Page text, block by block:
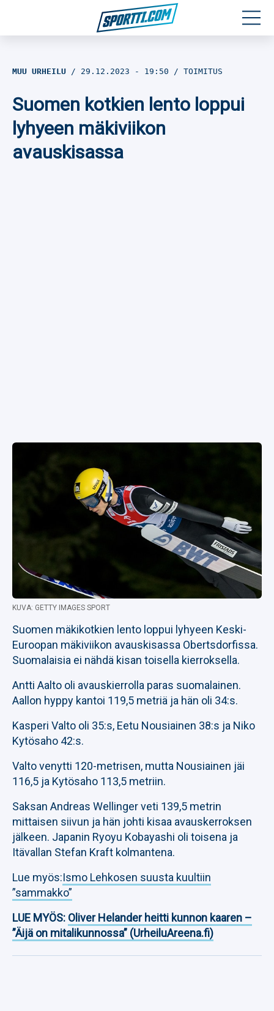
Jalkapallo
Yleisurheilu
MUU URHEILU 29.12.2023 - 19:50 TOIMITUS
Suomen kotkien lento loppui
lyhyeen mäkiviikon
avauskisassa
KUVA: GETTY IMAGES SPORT
Suomen mäkikotkien lento loppui lyhyeen Keski-
Euroopan mäkiviikon avauskisassa Obertsdorfissa.
Suomalaisia ei nähdä kisan toisella kierroksella.
Antti Aalto oli avauskierrolla paras suomalainen.
Aallon hyppy kantoi 119,5 metriä ja hän oli 34:s.
Kasperi Valto oli 35:s, Eetu Nousiainen 38:s ja Niko
Kytösaho 42:s.
Valto venytti 120-metrisen, mutta Nousiainen jäi
116,5 ja Kytösaho 113,5 metriin.
Saksan Andreas Wellinger veti 139,5 metrin
mittaisen siivun ja hän johti kisaa avauskerroksen
jälkeen. Japanin Ryoyu Kobayashi oli toisena ja
Itävallan Stefan Kraft kolmantena.
Lue myös:Ismo Lehkosen suusta kuultiin
”sammakko”
LUE MYÖS: Oliver Helander heitti kunnon kaaren –
”Äijä on mitalikunnossa” (UrheiluAreena.fi)